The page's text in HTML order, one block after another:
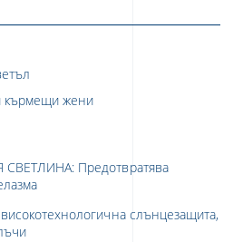
кърмещи жени
Предотвратява
високотехнологична слънцезащита,